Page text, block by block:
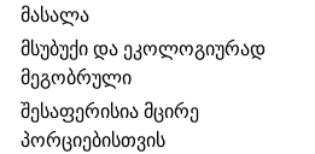
მასალა
მსუბუქი და ეკოლოგიურად
მეგობრული
შესაფერისია მცირე
პორციებისთვის